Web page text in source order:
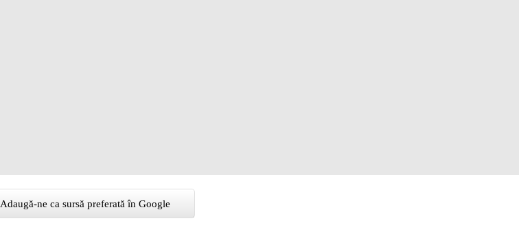
Adaugă-ne ca sursă preferată în Google